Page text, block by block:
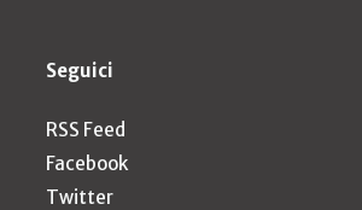
Seguici
RSS Feed
Facebook
Twitter